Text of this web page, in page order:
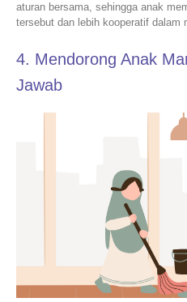
aturan bersama, sehingga anak
tersebut dan lebih kooperatif dalam
4. Mendorong Anak
Jawab